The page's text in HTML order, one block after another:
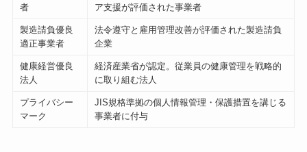
者
ア支援が評価された事業者
製造請負優良
適正事業者
法令遵守と雇用管理改善が評価された製造請負
企業
健康経営優良
法人
経済産業省が認定。従業員の健康管理を戦略的
に取り組む法人
プライバシー
マーク
JIS規格準拠の個人情報管理・保護措置を講じる
事業者に付与